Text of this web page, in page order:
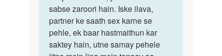
sabse zaroori hain. Iske ilava,
partner ke saath sex karne se
pehle, ek baar hastmaithun kar
saktey hain, utne samay pehele